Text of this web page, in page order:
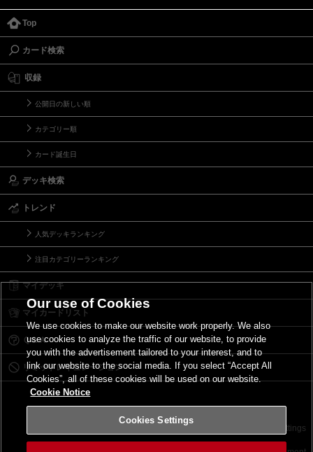
Top
カード検索
収録
公開日の新しい順
カテゴリー順
カード誕生日
デッキ検索
トレンド
人気デッキランキング
注目カテゴリーランキング
マイデッキ
マイカードリスト
Ｑ＆Ａ
リミットレギュレーション
サイトポリシー Cookies Settings
Our use of Cookies
We use cookies to make our website work properly. We also
use cookies to analyze the traffic of our website, to provide
you with the advertisement tailored to your interest, and to
link our website to the social media. If you select “Accept All
Cookies”, all of these cookies will be used on our website.
Cookie Notice
Cookies Settings